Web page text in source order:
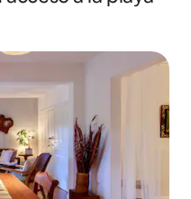
huéspedes